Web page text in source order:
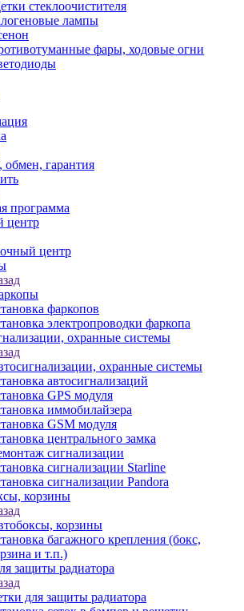
стеклоочистителя
лампы
фары, ходовые огни
обмен, гарантия
программа
центр
центр
фаркопов
электропроводки фаркопа
охранные системы
охранные системы
автосигнализаций
GPS модуля
иммобилайзера
GSM модуля
центрального замка
сигнализации
сигнализации Starline
сигнализации Pandora
корзины
корзины
багажного крепления (бокс,
и т.п.)
защиты радиатора
для защиты радиатора